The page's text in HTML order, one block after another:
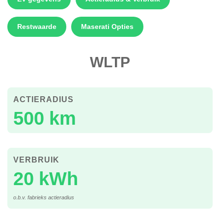
Restwaarde Maserati Opties
WLTP
500 km
ACTIERADIUS
20 kWh
VERBRUIK
o.b.v. fabrieks actieradius